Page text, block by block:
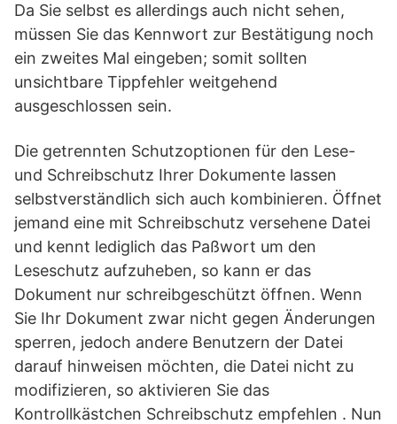
Da Sie selbst es allerdings auch nicht sehen,
müssen Sie das Kennwort zur Bestätigung noch
ein zweites Mal eingeben; somit sollten
unsichtbare Tippfehler weitgehend
ausgeschlossen sein.
Die getrennten Schutzoptionen für den Lese-
und Schreibschutz Ihrer Dokumente lassen
selbstverständlich sich auch kombinieren. Öffnet
jemand eine mit Schreibschutz versehene Datei
und kennt lediglich das Paßwort um den
Leseschutz aufzuheben, so kann er das
Dokument nur schreibgeschützt öffnen. Wenn
Sie Ihr Dokument zwar nicht gegen Änderungen
sperren, jedoch andere Benutzern der Datei
darauf hinweisen möchten, die Datei nicht zu
modifizieren, so aktivieren Sie das
Kontrollkästchen Schreibschutz empfehlen . Nun